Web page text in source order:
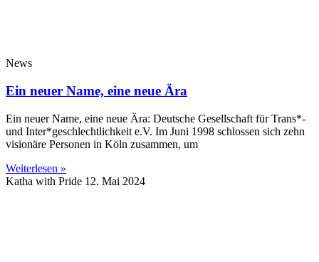
News
Ein neuer Name, eine neue Ära
Ein neuer Name, eine neue Ära: Deutsche Gesellschaft für Trans*-
und Inter*geschlechtlichkeit e.V. Im Juni 1998 schlossen sich zehn
visionäre Personen in Köln zusammen, um
Weiterlesen »
Katha with Pride 12. Mai 2024